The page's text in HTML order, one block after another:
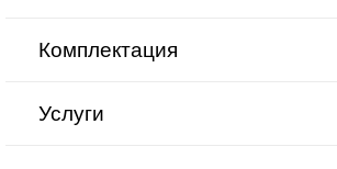
Комплектация
Услуги